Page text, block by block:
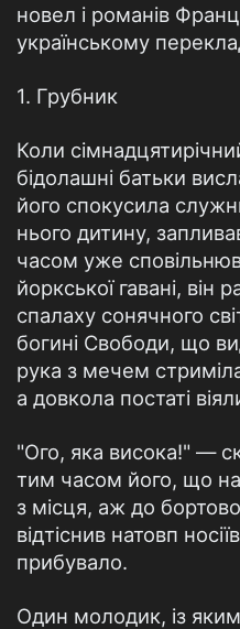
новел і романів
українському
1. Грубник
Коли
бідолашні батьки
його спокусила
нього дитину,
часом уже
йоркської гавані, він
спалаху сонячного
богині Свободи, що
рука з мечем
а довкола постаті
"Ого, яка висока!" —
тим часом його, що
з місця, аж до
відтіснив натовп
прибувало.
Один молодик, із